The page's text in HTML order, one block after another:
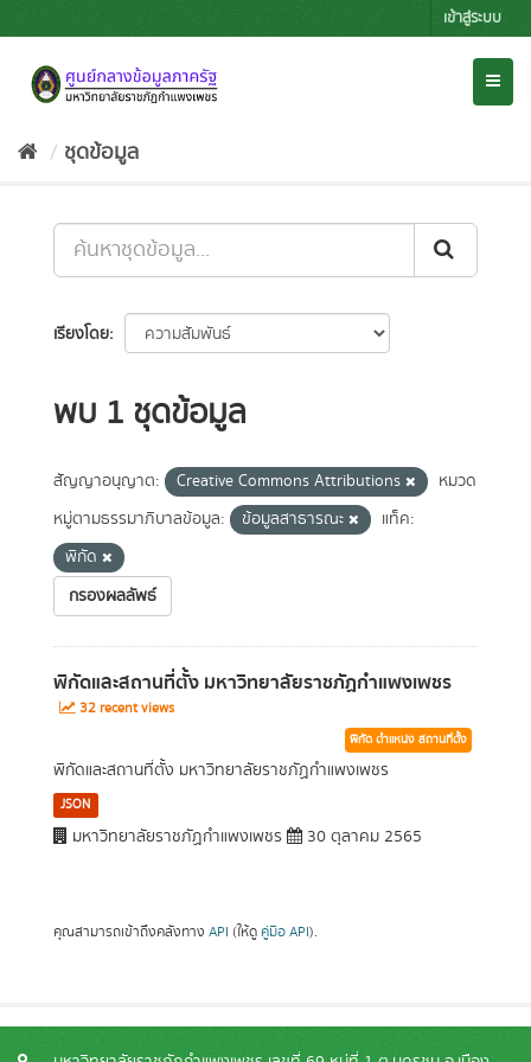
to
เข้าสู่ระบบ
ชุดข้อมูล
เรียงโดย
พบ 1 ชุดข้อมูล
สัญญาอนุญาต: Creative Commons Attributions
หมวด
หมู่ตามธรรมาภิบาลข้อมูล:
ข้อมูลสาธารณะ
แท็ค:
พิกัด
กรองผลลัพธ์
พิกัดและสถานที่ตั้ง มหาวิทยาลัยราชภัฏกำแพงเพชร
32 recent views
พิกัด ตำแหน่ง สถานที่ตั้ง
พิกัดและสถานที่ตั้ง มหาวิทยาลัยราชภัฏกำแพงเพชร
JSON
มหาวิทยาลัยราชภัฏกำแพงเพชร 30 ตุลาคม 2565
คุณสามารถเข้าถึงคลังทาง API (ให้ดู คู่มือ API).